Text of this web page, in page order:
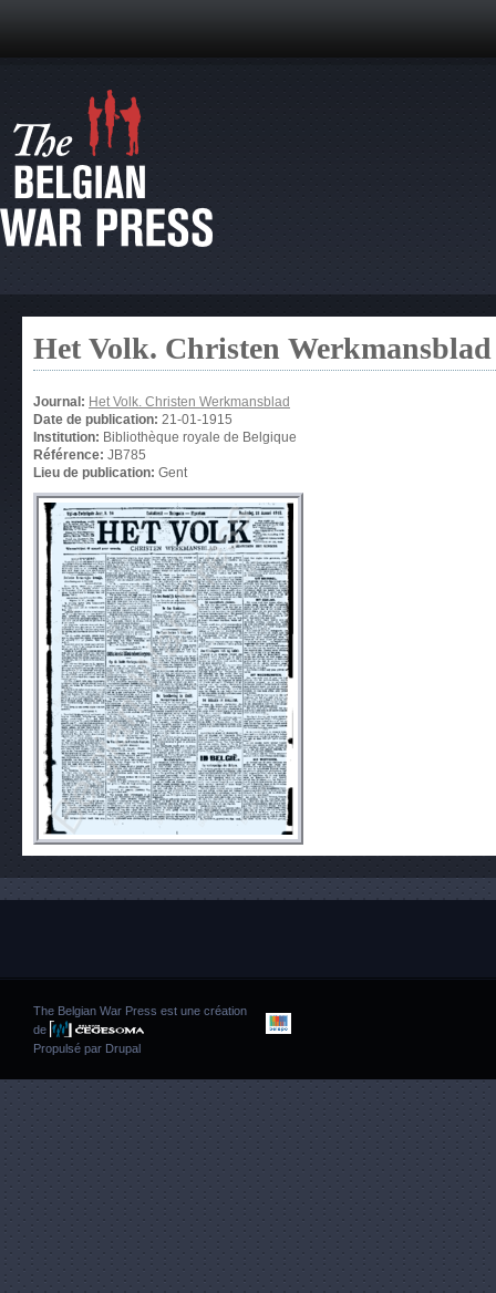
Het Volk. Christen Werkmansblad
Journal: Het Volk. Christen Werkmansblad
Date de publication: 21-01-1915
Institution: Bibliothèque royale de Belgique
Référence: JB785
Lieu de publication: Gent
The Belgian War Press est une création
de
Propulsé par Drupal